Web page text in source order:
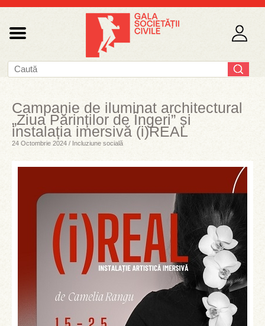
Campanie de iluminat architectural
„Ziua Părinților de Îngeri” și
instalația imersivă (i)REAL
24 Octombrie 2024 / Incluziune socială